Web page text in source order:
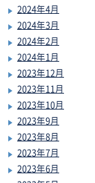
2024年4月
2024年3月
2024年2月
2024年1月
2023年12月
2023年11月
2023年10月
2023年9月
2023年8月
2023年7月
2023年6月